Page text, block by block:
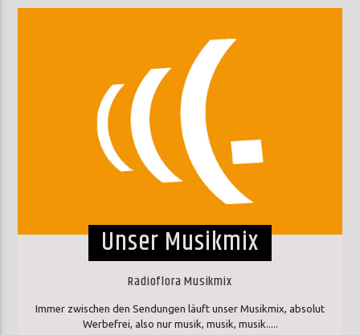
Unser Musikmix
Radioflora Musikmix
Immer zwischen den Sendungen läuft unser Musikmix, absolut
Werbefrei, also nur musik, musik, musik.....